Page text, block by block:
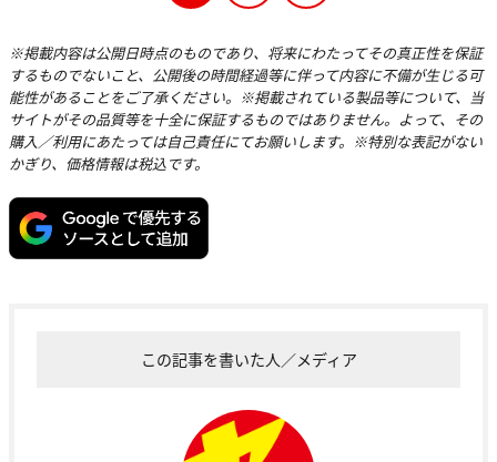
※掲載内容は公開日時点のものであり、将来にわたってその真正性を保証
するものでないこと、公開後の時間経過等に伴って内容に不備が生じる可
能性があることをご了承ください。※掲載されている製品等について、当
サイトがその品質等を十全に保証するものではありません。よって、その
購入／利用にあたっては自己責任にてお願いします。※特別な表記がない
かぎり、価格情報は税込です。
この記事を書いた人／メディア